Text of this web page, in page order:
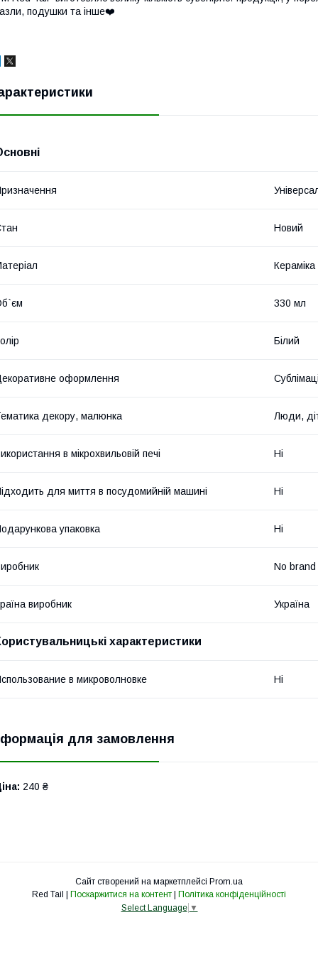
подушки та інше❤️
Новий
Кераміка
330 мл
Білий
оформлення
декору, малюнка Люди,
в мікрохвильовій печі Ні
для миття в посудомийній машині Ні
упаковка Ні
No brand
виробник Україна
характеристики
в микроволновке Ні
для замовлення
240 ₴
Сайт створений на маркетплейсі Prom.ua
Red Tail | Поскаржитися на контент | Політика конфіденційності
Select Language ▼